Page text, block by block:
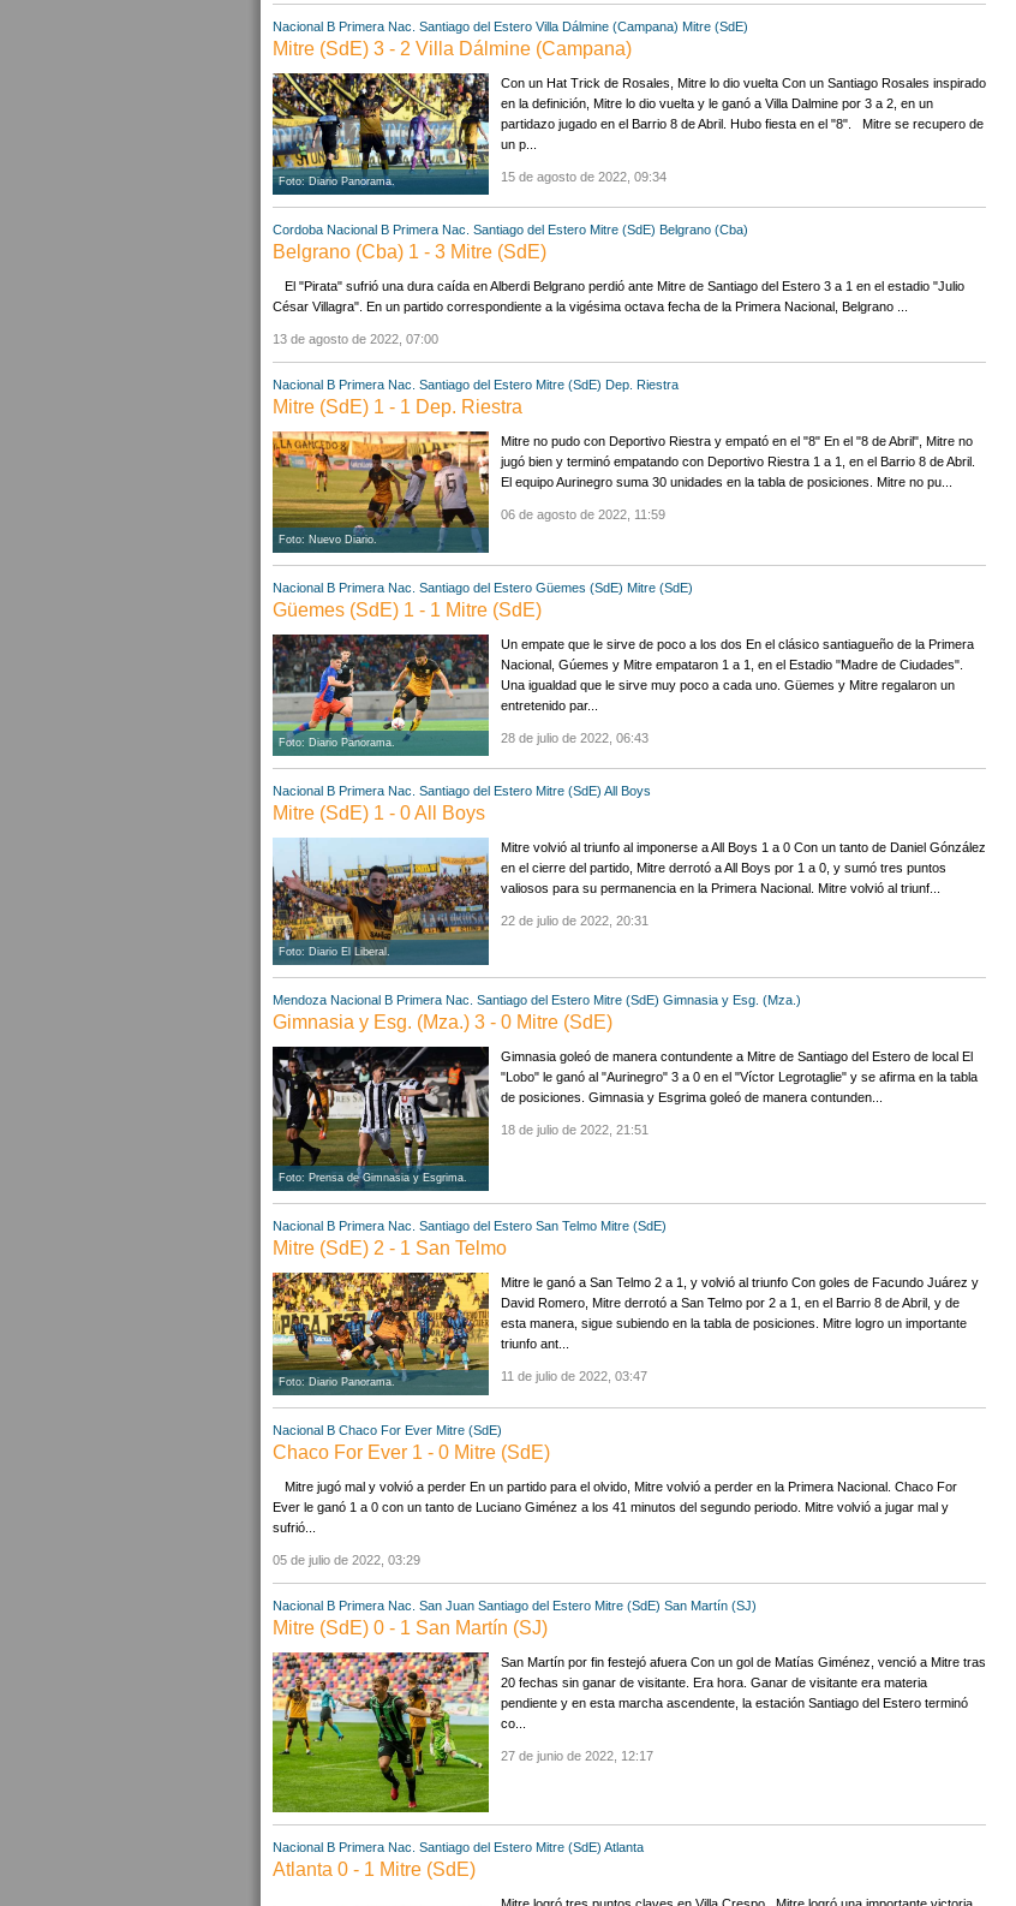
Nacional B Primera Nac. Santiago del Estero Villa Dálmine (Campana) Mitre (SdE)
Mitre (SdE) 3 - 2 Villa Dálmine (Campana)
Foto: Diario Panorama.
Con un Hat Trick de Rosales, Mitre lo dio vuelta Con un Santiago Rosales inspirado
en la definición, Mitre lo dio vuelta y le ganó a Villa Dalmine por 3 a 2, en un
partidazo jugado en el Barrio 8 de Abril. Hubo fiesta en el "8". Mitre se recupero de
un p...
15 de agosto de 2022, 09:34
Cordoba Nacional B Primera Nac. Santiago del Estero Mitre (SdE) Belgrano (Cba)
Belgrano (Cba) 1 - 3 Mitre (SdE)
El "Pirata" sufrió una dura caída en Alberdi Belgrano perdió ante Mitre de Santiago del Estero 3 a 1 en el estadio "Julio
César Villagra". En un partido correspondiente a la vigésima octava fecha de la Primera Nacional, Belgrano ...
13 de agosto de 2022, 07:00
Nacional B Primera Nac. Santiago del Estero Mitre (SdE) Dep. Riestra
Mitre (SdE) 1 - 1 Dep. Riestra
Foto: Nuevo Diario.
Mitre no pudo con Deportivo Riestra y empató en el "8" En el "8 de Abril", Mitre no
jugó bien y terminó empatando con Deportivo Riestra 1 a 1, en el Barrio 8 de Abril.
El equipo Aurinegro suma 30 unidades en la tabla de posiciones. Mitre no pu...
06 de agosto de 2022, 11:59
Nacional B Primera Nac. Santiago del Estero Güemes (SdE) Mitre (SdE)
Güemes (SdE) 1 - 1 Mitre (SdE)
Foto: Diario Panorama.
Un empate que le sirve de poco a los dos En el clásico santiagueño de la Primera
Nacional, Gúemes y Mitre empataron 1 a 1, en el Estadio "Madre de Ciudades".
Una igualdad que le sirve muy poco a cada uno. Güemes y Mitre regalaron un
entretenido par...
28 de julio de 2022, 06:43
Nacional B Primera Nac. Santiago del Estero Mitre (SdE) All Boys
Mitre (SdE) 1 - 0 All Boys
Foto: Diario El Liberal.
Mitre volvió al triunfo al imponerse a All Boys 1 a 0 Con un tanto de Daniel Gónzález
en el cierre del partido, Mitre derrotó a All Boys por 1 a 0, y sumó tres puntos
valiosos para su permanencia en la Primera Nacional. Mitre volvió al triunf...
22 de julio de 2022, 20:31
Mendoza Nacional B Primera Nac. Santiago del Estero Mitre (SdE) Gimnasia y Esg. (Mza.)
Gimnasia y Esg. (Mza.) 3 - 0 Mitre (SdE)
Foto: Prensa de Gimnasia y Esgrima.
Gimnasia goleó de manera contundente a Mitre de Santiago del Estero de local El
"Lobo" le ganó al "Aurinegro" 3 a 0 en el "Víctor Legrotaglie" y se afirma en la tabla
de posiciones. Gimnasia y Esgrima goleó de manera contunden...
18 de julio de 2022, 21:51
Nacional B Primera Nac. Santiago del Estero San Telmo Mitre (SdE)
Mitre (SdE) 2 - 1 San Telmo
Foto: Diario Panorama.
Mitre le ganó a San Telmo 2 a 1, y volvió al triunfo Con goles de Facundo Juárez y
David Romero, Mitre derrotó a San Telmo por 2 a 1, en el Barrio 8 de Abril, y de
esta manera, sigue subiendo en la tabla de posiciones. Mitre logro un importante
triunfo ant...
11 de julio de 2022, 03:47
Nacional B Chaco For Ever Mitre (SdE)
Chaco For Ever 1 - 0 Mitre (SdE)
Mitre jugó mal y volvió a perder En un partido para el olvido, Mitre volvió a perder en la Primera Nacional. Chaco For
Ever le ganó 1 a 0 con un tanto de Luciano Giménez a los 41 minutos del segundo periodo. Mitre volvió a jugar mal y
sufrió...
05 de julio de 2022, 03:29
Nacional B Primera Nac. San Juan Santiago del Estero Mitre (SdE) San Martín (SJ)
Mitre (SdE) 0 - 1 San Martín (SJ)
San Martín por fin festejó afuera Con un gol de Matías Giménez, venció a Mitre tras
20 fechas sin ganar de visitante. Era hora. Ganar de visitante era materia
pendiente y en esta marcha ascendente, la estación Santiago del Estero terminó
co...
27 de junio de 2022, 12:17
Nacional B Primera Nac. Santiago del Estero Mitre (SdE) Atlanta
Atlanta 0 - 1 Mitre (SdE)